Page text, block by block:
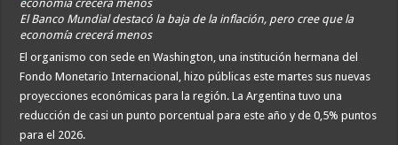
El Banco Mundial destacó la baja de la inflación, pero cree que la
economía crecerá menos
El organismo con sede en Washington, una institución hermana del
Fondo Monetario Internacional, hizo públicas este martes sus nuevas
proyecciones económicas para la región. La Argentina tuvo una
reducción de casi un punto porcentual para este año y de 0,5% puntos
para el 2026.